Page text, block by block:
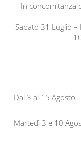
In concomitanza
Sabato 31 Luglio
Dal 3 al 15 Agosto
Martedì 3 e 10